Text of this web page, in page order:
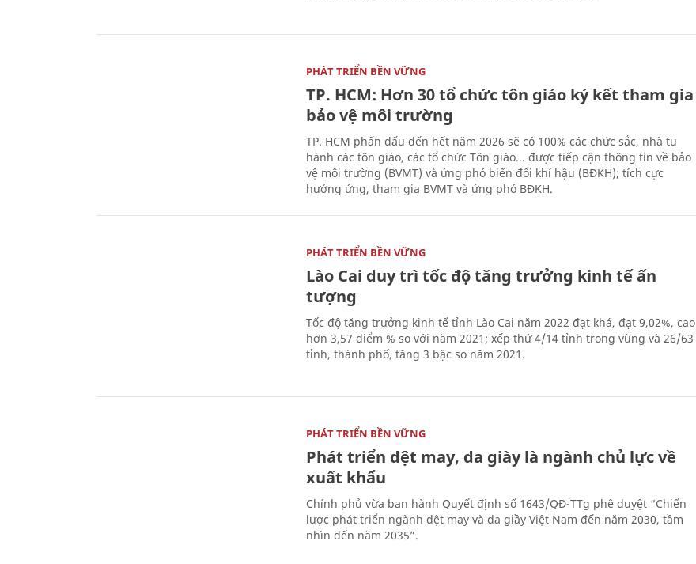
PHÁT TRIỂN BỀN VỮNG
TP. HCM: Hơn 30 tổ chức tôn giáo ký kết tham gia
bảo vệ môi trường
TP. HCM phấn đấu đến hết năm 2026 sẽ có 100% các chức sắc, nhà tu
hành các tôn giáo, các tổ chức Tôn giáo... được tiếp cận thông tin về bảo
vệ môi trường (BVMT) và ứng phó biến đổi khí hậu (BĐKH); tích cực
hưởng ứng, tham gia BVMT và ứng phó BĐKH.
PHÁT TRIỂN BỀN VỮNG
Lào Cai duy trì tốc độ tăng trưởng kinh tế ấn
tượng
Tốc độ tăng trưởng kinh tế tỉnh Lào Cai năm 2022 đạt khá, đạt 9,02%, cao
hơn 3,57 điểm % so với năm 2021; xếp thứ 4/14 tỉnh trong vùng và 26/63
tỉnh, thành phố, tăng 3 bậc so năm 2021.
PHÁT TRIỂN BỀN VỮNG
Phát triển dệt may, da giày là ngành chủ lực về
xuất khẩu
Chính phủ vừa ban hành Quyết định số 1643/QĐ-TTg phê duyệt “Chiến
lược phát triển ngành dệt may và da giầy Việt Nam đến năm 2030, tầm
nhìn đến năm 2035”.